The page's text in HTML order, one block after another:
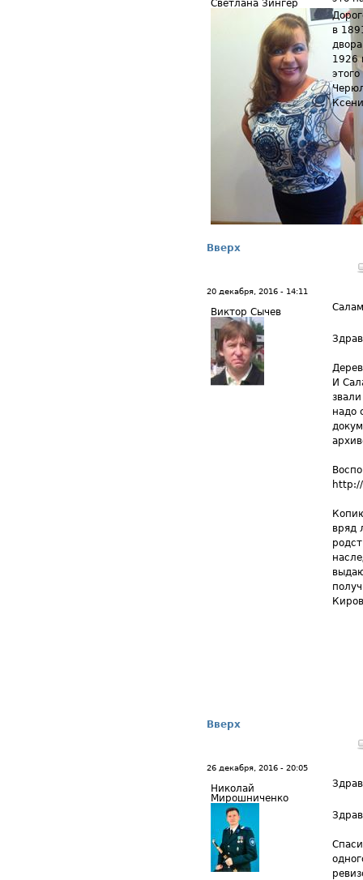
Светлана Зингер
в
1926
Вверх
20 декабря, 2016 - 14:11
Виктор Сычев
И
надо
вряд
Вверх
26 декабря, 2016 - 20:05
Николай
Мирошниченко